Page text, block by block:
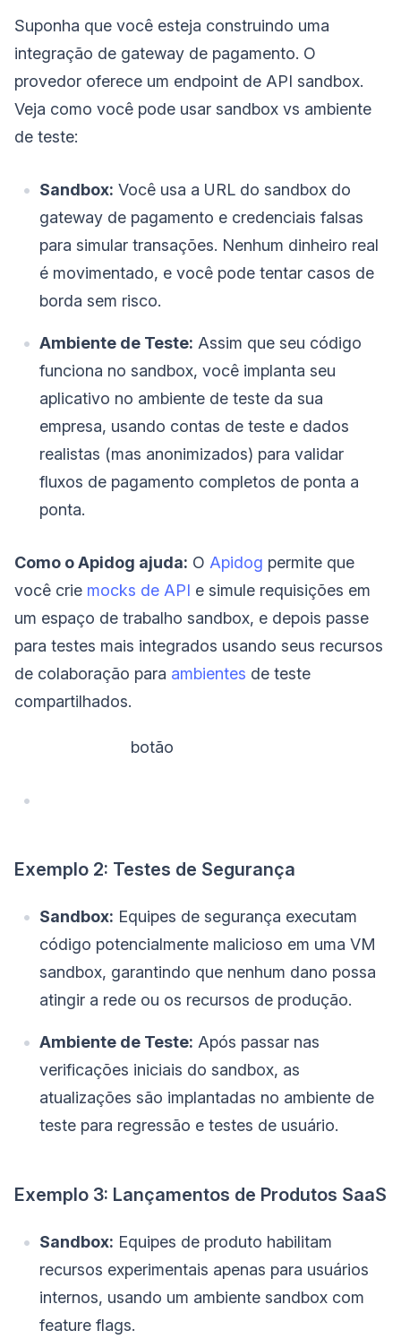
Suponha que você esteja construindo uma
integração de gateway de pagamento. O
provedor oferece um endpoint de API sandbox.
Veja como você pode usar sandbox vs ambiente
de teste:
Sandbox: Você usa a URL do sandbox do
gateway de pagamento e credenciais falsas
para simular transações. Nenhum dinheiro real
é movimentado, e você pode tentar casos de
borda sem risco.
Ambiente de Teste: Assim que seu código
funciona no sandbox, você implanta seu
aplicativo no ambiente de teste da sua
empresa, usando contas de teste e dados
realistas (mas anonimizados) para validar
fluxos de pagamento completos de ponta a
ponta.
Como o Apidog ajuda: O Apidog permite que
você crie mocks de API e simule requisições em
um espaço de trabalho sandbox, e depois passe
para testes mais integrados usando seus recursos
de colaboração para ambientes de teste
compartilhados.
‌ botão
Exemplo 2: Testes de Segurança
Sandbox: Equipes de segurança executam
código potencialmente malicioso em uma VM
sandbox, garantindo que nenhum dano possa
atingir a rede ou os recursos de produção.
Ambiente de Teste: Após passar nas
verificações iniciais do sandbox, as
atualizações são implantadas no ambiente de
teste para regressão e testes de usuário.
Exemplo 3: Lançamentos de Produtos SaaS
Sandbox: Equipes de produto habilitam
recursos experimentais apenas para usuários
internos, usando um ambiente sandbox com
feature flags.